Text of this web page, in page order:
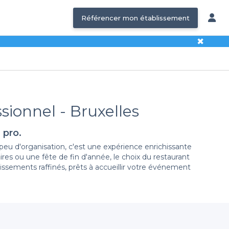
Référencer mon établissement
✖
- Bruxelles
pro.
d'organisation, c'est une expérience enrichissante
ou une fête de fin d'année, le choix du restaurant
raffinés, prêts à accueillir votre événement
à accueillir des cocktails professionnels. Grâce à